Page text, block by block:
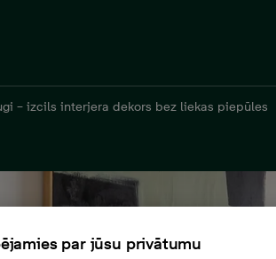
– izcils interjera dekors bez liekas piepūles
par jūsu privātumu